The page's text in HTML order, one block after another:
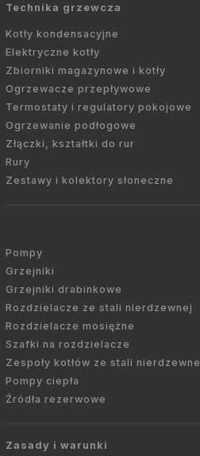
Technika grzewcza
Kotły kondensacyjne
Elektryczne kotły
Zbiorniki magazynowe i kotły
Ogrzewacze przepływowe
Termostaty i regulatory pokojowe
Ogrzewanie podłogowe
Złączki, kształtki do rur
Rury
Zestawy i kolektory słoneczne
Pompy
Grzejniki
Grzejniki drabinkowe
Rozdzielacze ze stali nierdzewnej
Rozdzielacze mosiężne
Szafki na rozdzielacze
Zespoły kotłów ze stali
Pompy ciepła
Źródła rezerwowe
Zasady i warunki